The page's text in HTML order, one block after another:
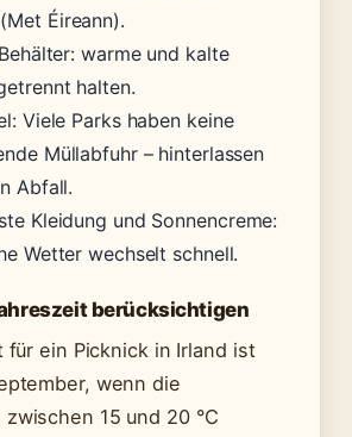
Éireann).
warme und kalte
halten.
Viele Parks haben keine
Müllabfuhr – hinterlassen
Abfall.
Kleidung und Sonnencreme:
Wetter wechselt schnell.
berücksichtigen
für ein Picknick in Irland ist
wenn die
15 und 20 °C